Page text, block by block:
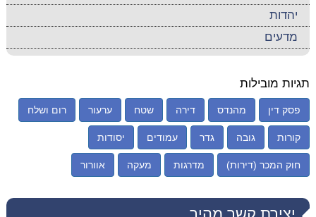
יהדות
מדעים
תגיות מובילות
פסק דין מהנדס דירה שטח ערעור רום ושלח
קורות גובה גדר עמודים יסודות
חוק המכר (דירות) מדרגות מעקה אוורור